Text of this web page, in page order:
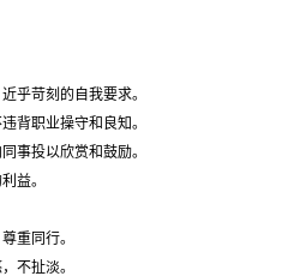
乎苛刻的自我要求。
背职业操守和良知。
事投以欣赏和鼓励。
益。
重同行。
不扯淡。